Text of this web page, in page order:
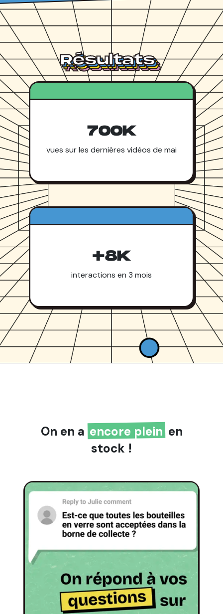
Résultats
Résultats
Résultats
Résultats
700K
vues sur les dernières vidéos de mai
+8K
interactions en 3 mois
On en aencore pleinen
stock !